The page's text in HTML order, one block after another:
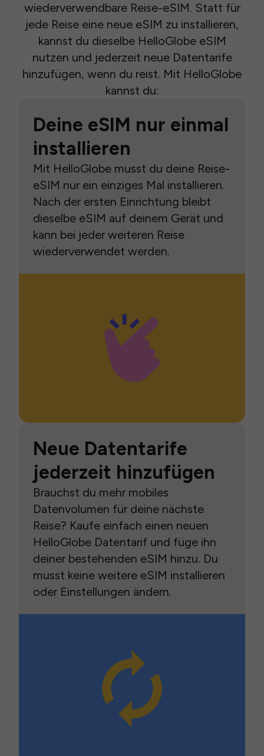
wiederverwendbare Reise-eSIM. Statt für
jede Reise eine neue eSIM zu installieren,
kannst du dieselbe HelloGlobe eSIM
nutzen und jederzeit neue Datentarife
hinzufügen, wenn du reist. Mit HelloGlobe
kannst du:
Deine eSIM nur einmal
installieren
Mit HelloGlobe musst du deine Reise-
eSIM nur ein einziges Mal installieren.
Nach der ersten Einrichtung bleibt
dieselbe eSIM auf deinem Gerät und
kann bei jeder weiteren Reise
wiederverwendet werden.
Neue Datentarife
jederzeit hinzufügen
Brauchst du mehr mobiles
Datenvolumen für deine nächste
Reise? Kaufe einfach einen neuen
HelloGlobe Datentarif und füge ihn
deiner bestehenden eSIM hinzu. Du
musst keine weitere eSIM installieren
oder Einstellungen ändern.